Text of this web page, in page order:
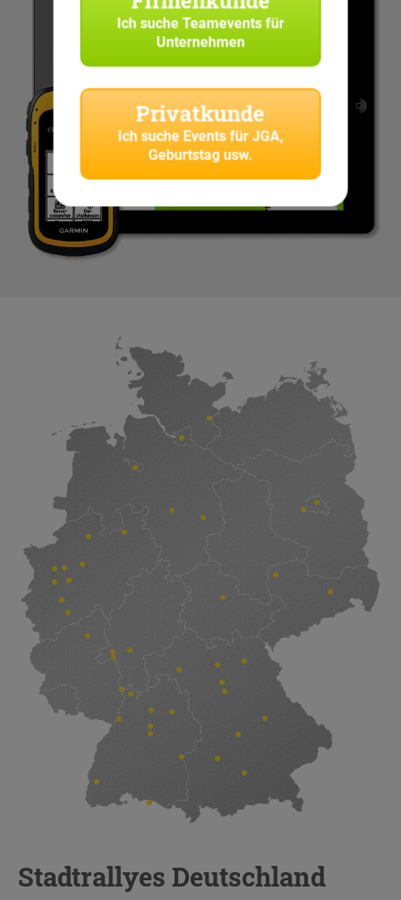
Stadtrallyes Deutschland
Ich sucheTeamevents für
Unternehmen
Privatkunde
Ich suche Events für JGA,
Geburtstag usw.